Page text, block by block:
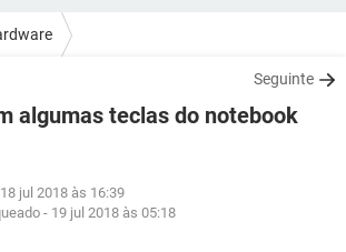
GMAIL
WHATSAPP
EXCEL
FACEBOOK
Seguinte
algumas teclas do notebook
jul 2018 às 16:39
- 19 jul 2018 às 05:18